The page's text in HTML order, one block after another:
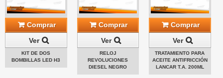
Comprar
Ver
KIT DE DOS
BOMBILLAS LED H3
Comprar
Ver
RELOJ
REVOLUCIONES
DIESEL NEGRO
Comprar
Ver
TRATAMIENTO PARA
ACEITE ANTIFRICCIÓN
LANCAR T.A. 200ML